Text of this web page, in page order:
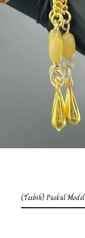
(Tesbih) Püskül